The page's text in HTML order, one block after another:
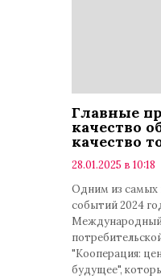
Главные
качество
качество
28.01.2025 в 10:18
Одним из самых
событий 2024
"Кооперация:
будущее",